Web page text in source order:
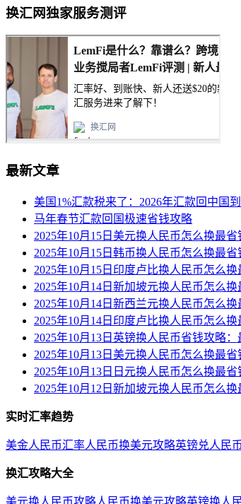
换汇网独家服务测评
最新文章
美国1%汇款税来了：2026年汇款回中国
马年春节汇款回国极速省钱攻略
2025年10月15日美元换人民币怎么换最省
2025年10月15日韩币换人民币怎么换最省
2025年10月15日印度卢比换人民币怎么换
2025年10月14日新加坡元换人民币怎么换
2025年10月14日新西兰元换人民币怎么换
2025年10月14日印度卢比换人民币怎么换
2025年10月13日英镑换人民币省钱攻略
2025年10月13日美元换人民币怎么换最省
2025年10月13日日元换人民币怎么换最
2025年10月12日新加坡元换人民币怎么换
实时汇率趋势
美金人民币汇率人民币换美元攻略英镑兑人民
换汇攻略大全
美元换人民币攻略人民币换美元攻略英镑换人